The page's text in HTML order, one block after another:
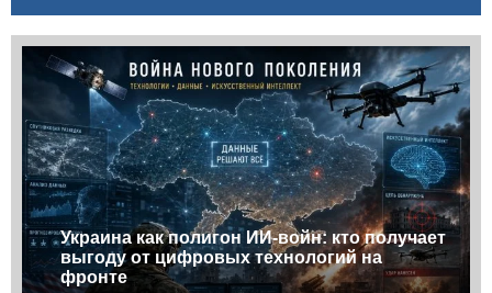
Украина как полигон ИИ-войн: кто получает
выгоду от цифровых технологий на
фронте